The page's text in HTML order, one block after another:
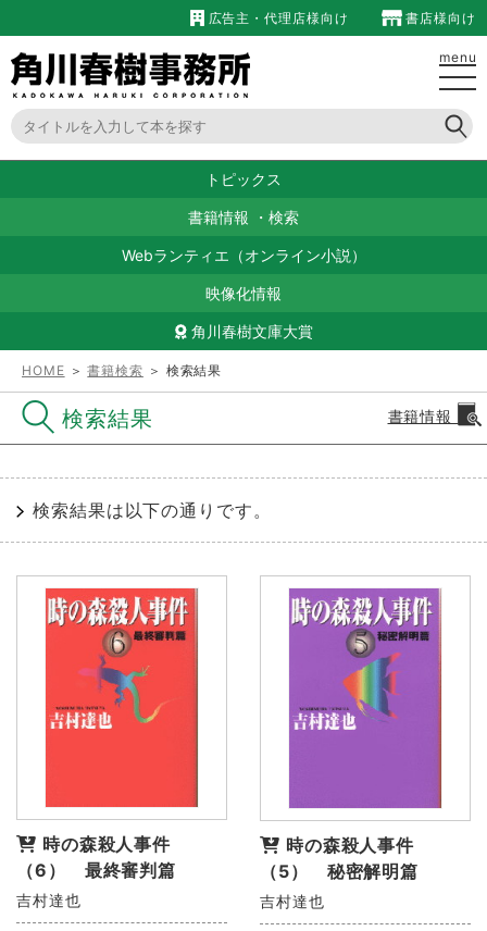
広告主・代理店様向け 書店様向け
menu
トピックス
書籍情報 ・ 検索
Webランティエ（オンライン小説）
映像化情報
角川春樹文庫大賞
HOME ＞書籍検索 ＞ 検索結果
検索結果 書籍情報
検索結果は以下の通りです。
時の森殺人事件
（6） 最終審判篇
吉村達也
時の森殺人事件
（5） 秘密解明篇
吉村達也